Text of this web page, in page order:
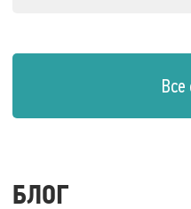
Все
БЛОГ